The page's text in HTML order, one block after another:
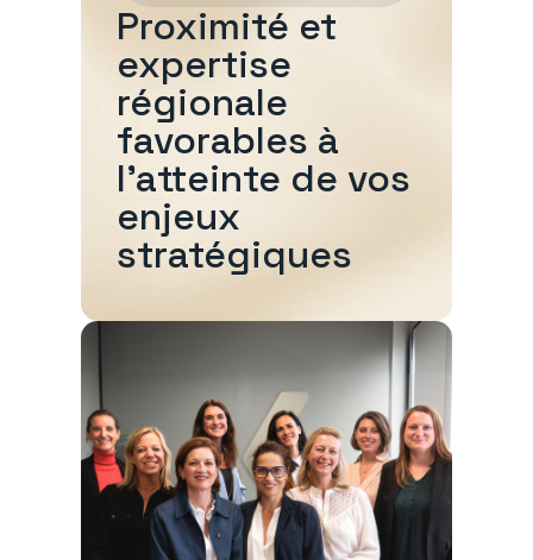
Proximité et
expertise
régionale
favorables à
l'atteinte de vos
enjeux
stratégiques